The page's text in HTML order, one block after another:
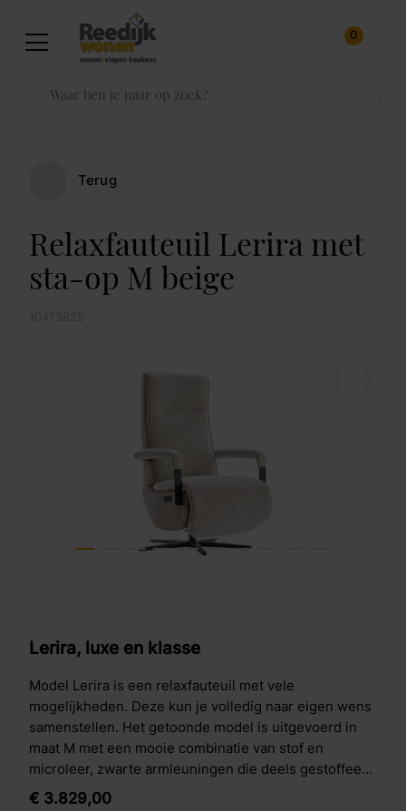
0
Terug
Relaxfauteuil Lerira met
sta-op M beige
Lerira, luxe en klasse
Model Lerira is een relaxfauteuil met vele
mogelijkheden. Deze kun je volledig naar eigen wens
samenstellen. Het getoonde model is uitgevoerd in
maat M met een mooie combinatie van stof en
microleer, zwarte armleuningen die deels gestoffeerd
zijn en een zwarte stervoet. Daarnaast bevat deze
€ 3.829,00